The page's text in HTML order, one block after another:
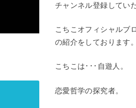
チャンネル登録してい
こちこオフィシャルブ
の紹介をしております。
こちこは･･･自遊人。
恋愛哲学の探究者。